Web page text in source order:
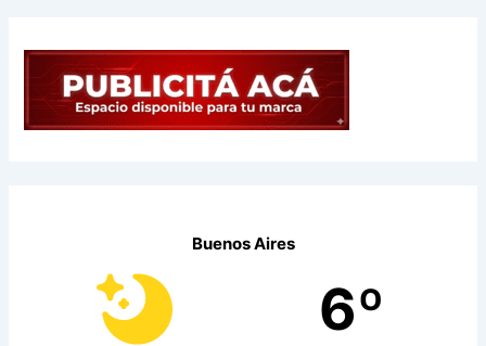
Buenos Aires
6º